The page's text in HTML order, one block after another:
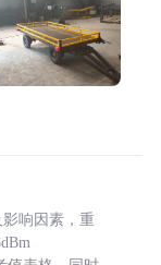
响因素，重